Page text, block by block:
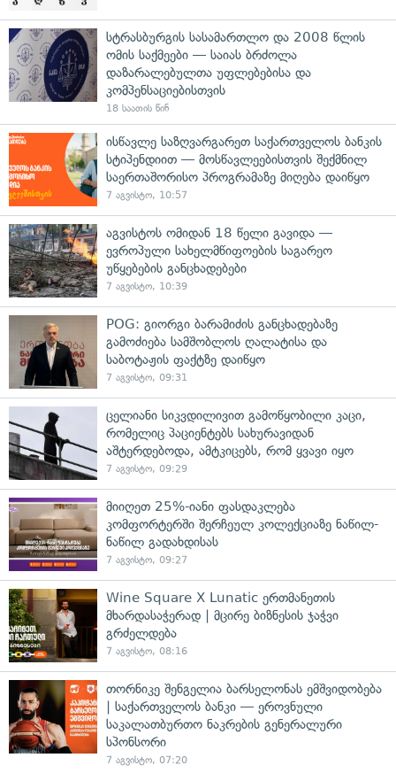
სტრასბურგის სასამართლო და 2008 წლის
ომის საქმეები — საიას ბრძოლა
დაზარალებულთა უფლებებისა და
კომპენსაციებისთვის
18 საათის წინ
ისწავლე საზღვარგარეთ საქართველოს ბანკის
სტიპენდიით — მოსწავლეებისთვის შექმნილ
საერთაშორისო პროგრამაზე მიღება დაიწყო
7 აგვისტო, 10:57
აგვისტოს ომიდან 18 წელი გავიდა —
ევროპული სახელმწიფოების საგარეო
უწყებების განცხადებები
7 აგვისტო, 10:39
POG: გიორგი ბარამიძის განცხადებაზე
გამოძიება სამშობლოს ღალატისა და
საბოტაჟის ფაქტზე დაიწყო
7 აგვისტო, 09:31
ცელიანი სიკვდილივით გამოწყობილი კაცი,
რომელიც პაციენტებს სახურავიდან
აშტერდებოდა, ამტკიცებს, რომ ყვავი იყო
7 აგვისტო, 09:29
მიიღეთ 25%-იანი ფასდაკლება
კომფორტერში შერჩეულ კოლექციაზე ნაწილ-
ნაწილ გადახდისას
7 აგვისტო, 09:27
Wine Square X Lunatic ერთმანეთის
მხარდასაჭერად | მცირე ბიზნესის ჯაჭვი
გრძელდება
7 აგვისტო, 08:16
თორნიკე შენგელია ბარსელონას ემშვიდობება
| საქართველოს ბანკი — ეროვნული
საკალათბურთო ნაკრების გენერალური
სპონსორი
7 აგვისტო, 07:20